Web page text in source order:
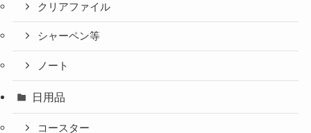
クリアファイル
シャーペン等
ノート
日用品
コースター